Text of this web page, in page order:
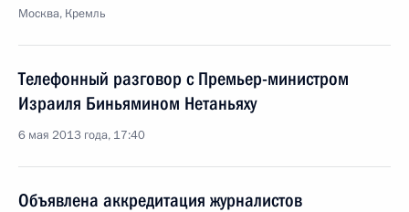
Москва, Кремль
Телефонный разговор с Премьер-министром
Израиля Биньямином Нетаньяху
6 мая 2013 года, 17:40
Объявлена аккредитация журналистов